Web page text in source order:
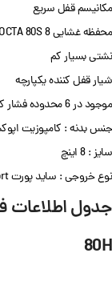
مکانیسم قفل سریع
محفظه غشایی OCTA 80S 8
نشتی بسیار کم
شیار قفل کننده یکپارچه
موجود در 6 محدوده فشار کاری 150 ، 300 ، 450 ، 600 ، 1000 و 1200 psi
جنس بدنه : کامپوزیت
سایز : 8 اینچ
نوع خروجی : ساید پورت Side Port
80H